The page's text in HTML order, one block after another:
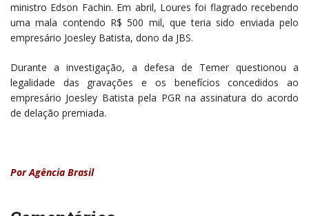
ministro Edson Fachin. Em abril, Loures foi flagrado recebendo
uma mala contendo R$ 500 mil, que teria sido enviada pelo
empresário Joesley Batista, dono da JBS.
Durante a investigação, a defesa de Temer questionou a
legalidade das gravações e os benefícios concedidos ao
empresário Joesley Batista pela PGR na assinatura do acordo
de delação premiada.
Por Agência Brasil